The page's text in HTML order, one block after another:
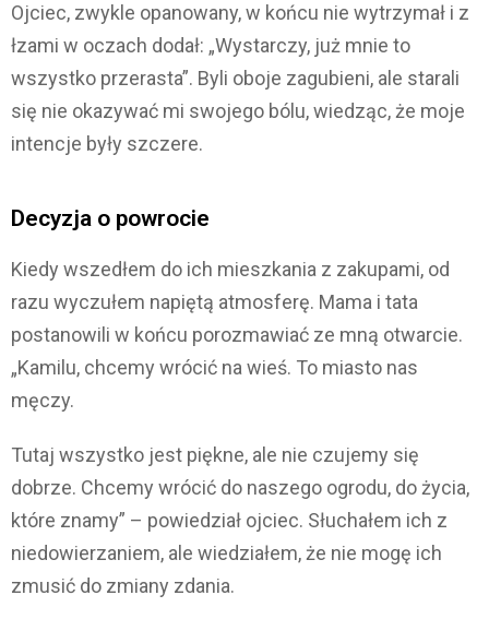
Ojciec, zwykle opanowany, w końcu nie wytrzymał i z
łzami w oczach dodał: „Wystarczy, już mnie to
wszystko przerasta”. Byli oboje zagubieni, ale starali
się nie okazywać mi swojego bólu, wiedząc, że moje
intencje były szczere.
Decyzja o powrocie
Kiedy wszedłem do ich mieszkania z zakupami, od
razu wyczułem napiętą atmosferę. Mama i tata
postanowili w końcu porozmawiać ze mną otwarcie.
„Kamilu, chcemy wrócić na wieś. To miasto nas
męczy.
Tutaj wszystko jest piękne, ale nie czujemy się
dobrze. Chcemy wrócić do naszego ogrodu, do życia,
które znamy” – powiedział ojciec. Słuchałem ich z
niedowierzaniem, ale wiedziałem, że nie mogę ich
zmusić do zmiany zdania.